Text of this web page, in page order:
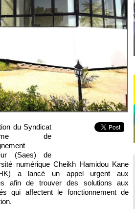
du Syndicat
de
(Saes) de
numérique Cheikh Hamidou Kane
a lancé un appel urgent aux
afin de trouver des solutions aux
qui affectent le fonctionnement de